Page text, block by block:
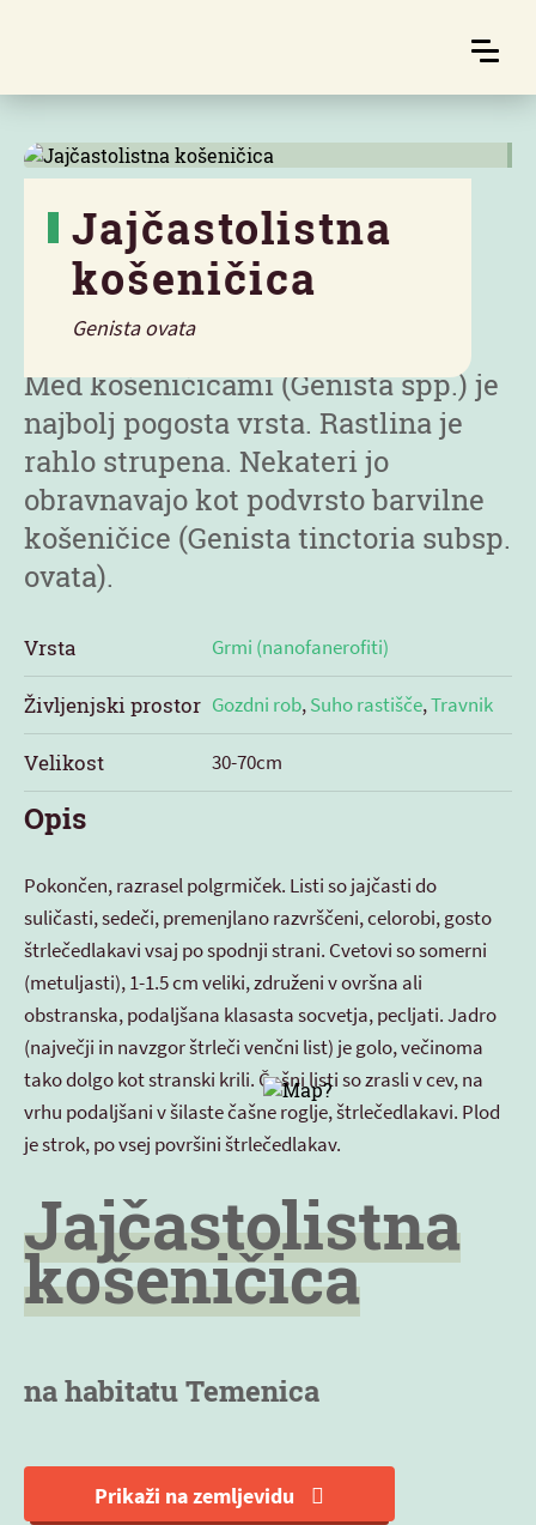
Jajčastolistna
košeničica
Genista ovata
Značilnosti
Med košeničicami (Genista spp.) je
najbolj pogosta vrsta. Rastlina je
rahlo strupena. Nekateri jo
obravnavajo kot podvrsto barvilne
košeničice (Genista tinctoria subsp.
ovata).
Vrsta Grmi (nanofanerofiti)
Življenjski prostor Gozdni rob,Suho rastišče,Travnik
Velikost 30-70cm
Opis
Pokončen, razrasel polgrmiček. Listi so jajčasti do
suličasti, sedeči, premenjlano razvrščeni, celorobi, gosto
štrlečedlakavi vsaj po spodnji strani. Cvetovi so somerni
(metuljasti), 1-1.5 cm veliki, združeni v ovršna ali
obstranska, podaljšana klasasta socvetja, pecljati. Jadro
(največji in navzgor štrleči venčni list) je golo, večinoma
tako dolgo kot stranski krili. Čašni listi so zrasli v cev, na
vrhu podaljšani v šilaste čašne roglje, štrlečedlakavi. Plod
je strok, po vsej površini štrlečedlakav.
Jajčastolistna
košeničica
na habitatu Temenica
Prikaži na zemljevidu